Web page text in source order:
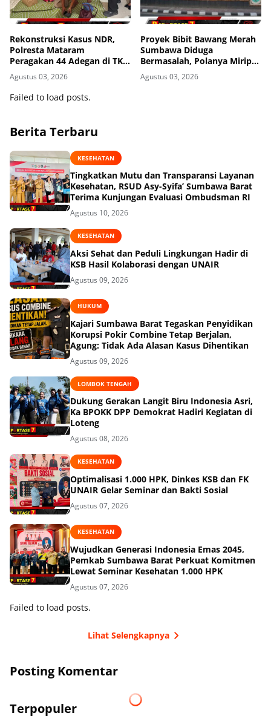
Rekonstruksi Kasus NDR,
Polresta Mataram
Peragakan 44 Adegan di TKP
Kos Gomong
Agustus 03, 2026
Proyek Bibit Bawang Merah
Sumbawa Diduga
Bermasalah, Polanya Mirip
Kasus Korupsi di Lobar
Agustus 03, 2026
Failed to load posts.
Berita Terbaru
KESEHATAN
Tingkatkan Mutu dan Transparansi Layanan
Kesehatan, RSUD Asy-Syifa’ Sumbawa Barat
Terima Kunjungan Evaluasi Ombudsman RI
Agustus 10, 2026
KESEHATAN
Aksi Sehat dan Peduli Lingkungan Hadir di
KSB Hasil Kolaborasi dengan UNAIR
Agustus 09, 2026
HUKUM
Kajari Sumbawa Barat Tegaskan Penyidikan
Korupsi Pokir Combine Tetap Berjalan,
Agung: Tidak Ada Alasan Kasus Dihentikan
Agustus 09, 2026
LOMBOK TENGAH
Dukung Gerakan Langit Biru Indonesia Asri,
Ka BPOKK DPP Demokrat Hadiri Kegiatan di
Loteng
Agustus 08, 2026
KESEHATAN
Optimalisasi 1.000 HPK, Dinkes KSB dan FK
UNAIR Gelar Seminar dan Bakti Sosial
Agustus 07, 2026
KESEHATAN
Wujudkan Generasi Indonesia Emas 2045,
Pemkab Sumbawa Barat Perkuat Komitmen
Lewat Seminar Kesehatan 1.000 HPK
Agustus 07, 2026
Failed to load posts.
Lihat Selengkapnya
Posting Komentar
Terpopuler